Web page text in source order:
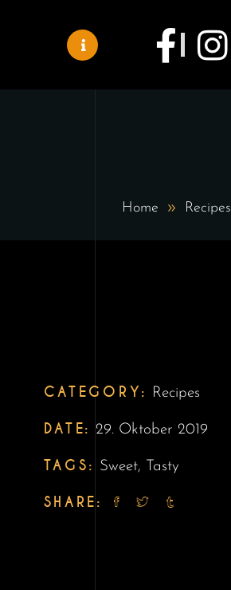
Home Recipes
CATEGORY: Recipes
DATE: 29. Oktober 2019
TAGS: Sweet, Tasty
SHARE: